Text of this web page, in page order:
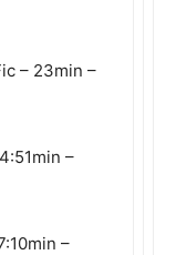
– 23min –
–
–